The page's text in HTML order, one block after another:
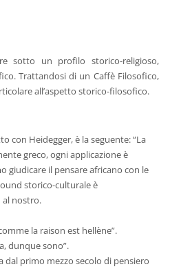
sotto un profilo storico-religioso,
Trattandosi di un Caffè Filosofico,
all’aspetto storico-filosofico.
con Heidegger, è la seguente: “La
greco, ogni applicazione è
giudicare il pensare africano con le
storico-culturale è
nostro.
la raison est hellène”.
dunque sono”.
dal primo mezzo secolo di pensiero